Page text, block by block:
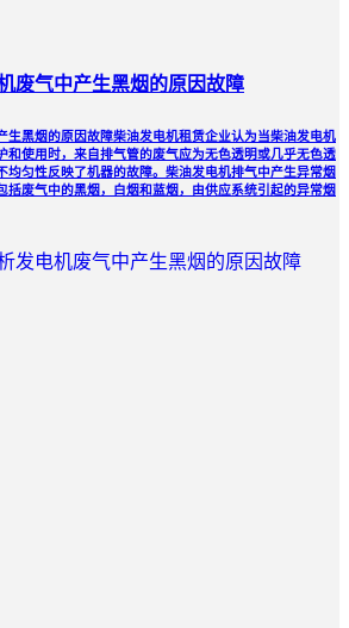
废气中产生黑烟的原因故障
生黑烟的原因故障柴油发电机租赁企业认为当柴油发电机
和使用时，来自排气管的废气应为无色透明或几乎无色透
均匀性反映了机器的故障。柴油发电机排气中产生异常烟
括废气中的黑烟，白烟和蓝烟，由供应系统引起的异常烟